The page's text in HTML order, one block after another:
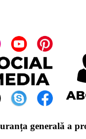
generală a